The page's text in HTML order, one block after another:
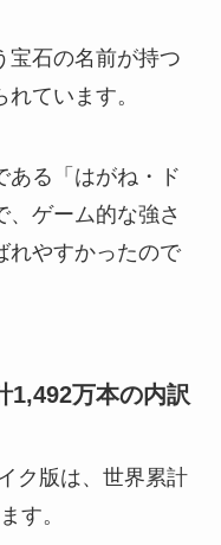
宝石の名前が持つ
ています。
ある「はがね・ド
、ゲーム的な強さ
れやすかったので
1,492万本の内訳
ク版は、世界累計
す。